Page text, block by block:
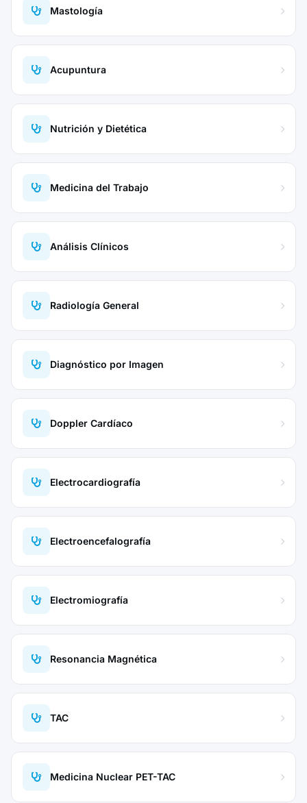
Mastología
Acupuntura
Nutrición y Dietética
Medicina del Trabajo
Análisis Clínicos
Radiología General
Diagnóstico por Imagen
Doppler Cardíaco
Electrocardiografía
Electroencefalografía
Electromiografía
Resonancia Magnética
TAC
Medicina Nuclear PET-TAC